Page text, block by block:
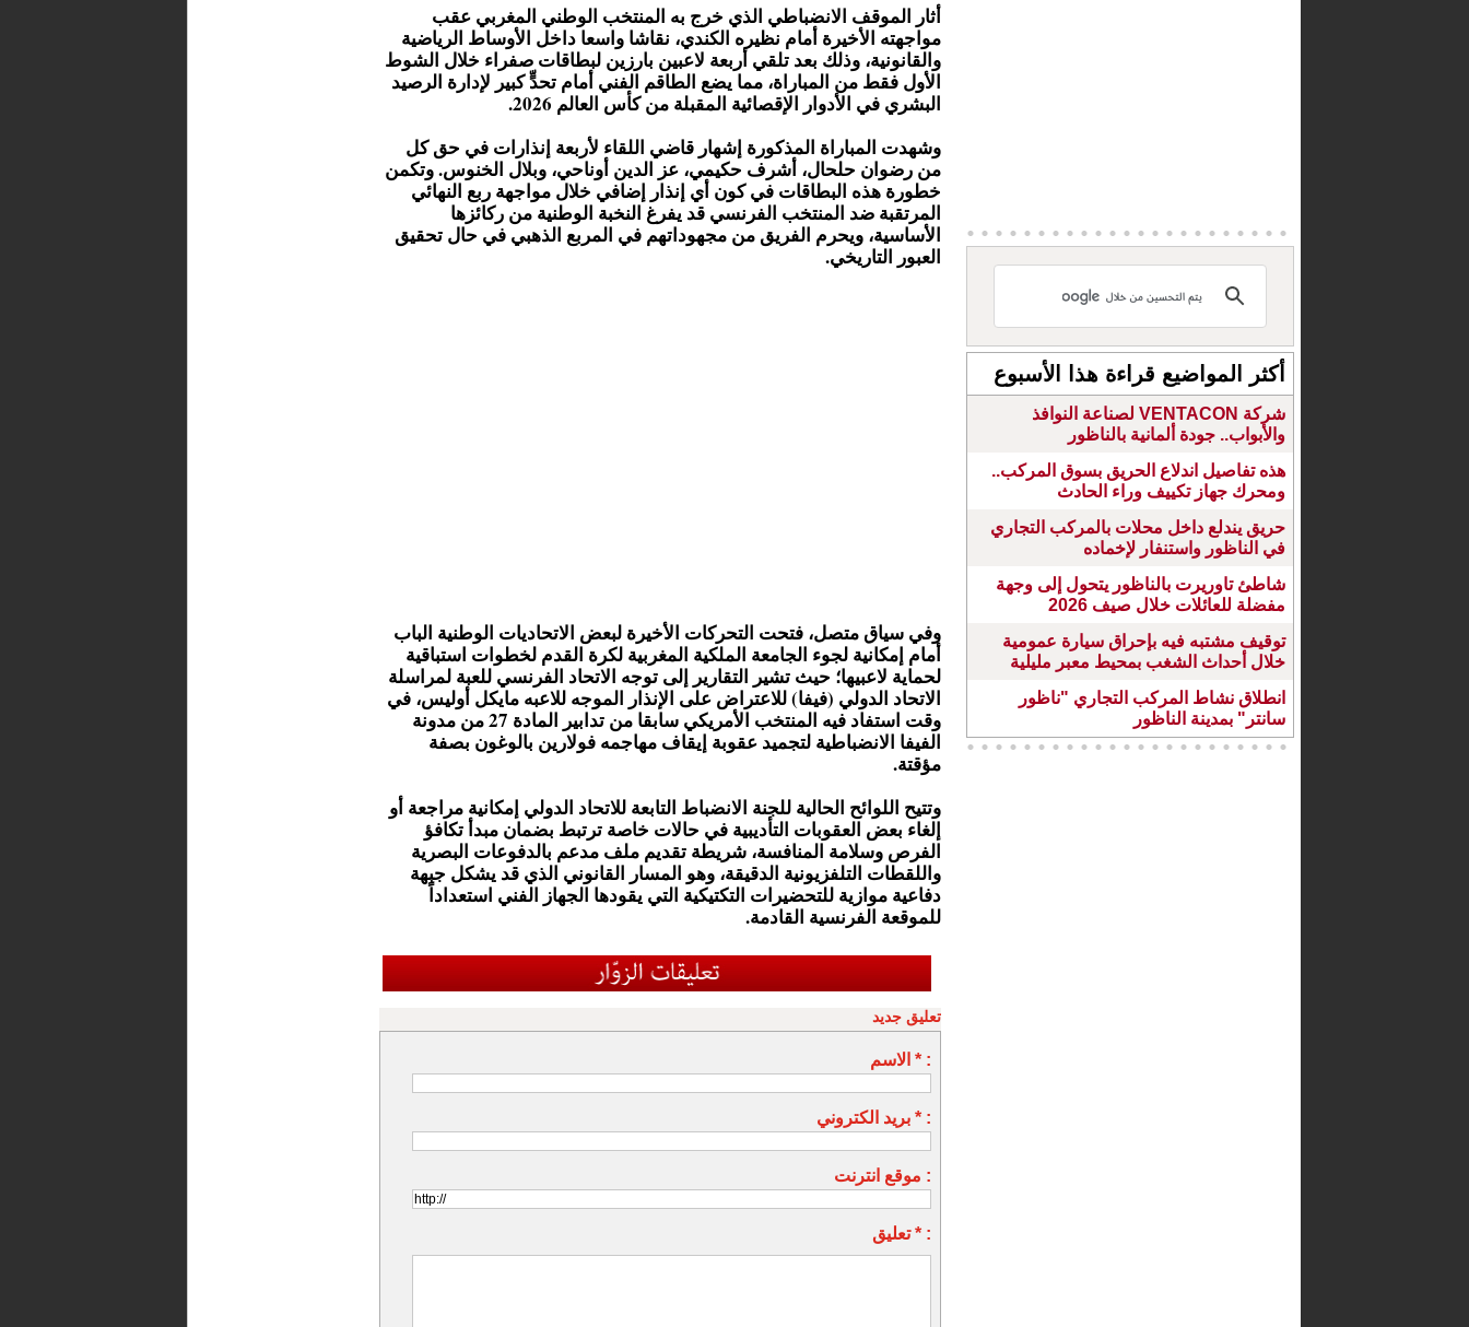
أثار الموقف الانضباطي الذي خرج به المنتخب الوطني المغربي عقب
مواجهته الأخيرة أمام نظيره الكندي، نقاشا واسعا داخل الأوساط الرياضية
والقانونية، وذلك بعد تلقي أربعة لاعبين بارزين لبطاقات صفراء خلال الشوط
الأول فقط من المباراة، مما يضع الطاقم الفني أمام تحدٍّ كبير لإدارة الرصيد
البشري في الأدوار الإقصائية المقبلة من كأس العالم 2026.
وشهدت المباراة المذكورة إشهار قاضي اللقاء لأربعة إنذارات في حق كل
من رضوان حلحال، أشرف حكيمي، عز الدين أوناحي، وبلال الخنوس. وتكمن
خطورة هذه البطاقات في كون أي إنذار إضافي خلال مواجهة ربع النهائي
المرتقبة ضد المنتخب الفرنسي قد يفرغ النخبة الوطنية من ركائزها
الأساسية، ويحرم الفريق من مجهوداتهم في المربع الذهبي في حال تحقيق
العبور التاريخي.
وفي سياق متصل، فتحت التحركات الأخيرة لبعض الاتحاديات الوطنية الباب
أمام إمكانية لجوء الجامعة الملكية المغربية لكرة القدم لخطوات استباقية
لحماية لاعبيها؛ حيث تشير التقارير إلى توجه الاتحاد الفرنسي للعبة لمراسلة
الاتحاد الدولي (فيفا) للاعتراض على الإنذار الموجه للاعبه مايكل أوليس، في
وقت استفاد فيه المنتخب الأمريكي سابقا من تدابير المادة 27 من مدونة
الفيفا الانضباطية لتجميد عقوبة إيقاف مهاجمه فولارين بالوغون بصفة
مؤقتة.
وتتيح اللوائح الحالية للجنة الانضباط التابعة للاتحاد الدولي إمكانية مراجعة أو
إلغاء بعض العقوبات التأديبية في حالات خاصة ترتبط بضمان مبدأ تكافؤ
الفرص وسلامة المنافسة، شريطة تقديم ملف مدعم بالدفوعات البصرية
واللقطات التلفزيونية الدقيقة، وهو المسار القانوني الذي قد يشكل جبهة
دفاعية موازية للتحضيرات التكتيكية التي يقودها الجهاز الفني استعداداً
للموقعة الفرنسية القادمة.
تعليق جديد
الاسم * :
بريد الكتروني * :
موقع انترنت :
تعليق * :
أكثر المواضيع قراءة هذا الأسبوع
شركة VENTACON لصناعة النوافذ
والأبواب.. جودة ألمانية بالناظور
هذه تفاصيل اندلاع الحريق بسوق المركب..
ومحرك جهاز تكييف وراء الحادث
حريق يندلع داخل محلات بالمركب التجاري
في الناظور واستنفار لإخماده
شاطئ تاوريرت بالناظور يتحول إلى وجهة
مفضلة للعائلات خلال صيف 2026
توقيف مشتبه فيه بإحراق سيارة عمومية
خلال أحداث الشغب بمحيط معبر مليلية
انطلاق نشاط المركب التجاري "ناظور
سانتر" بمدينة الناظور